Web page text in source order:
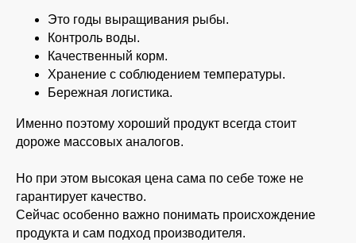
Это годы выращивания рыбы.
Контроль воды.
Качественный корм.
Хранение с соблюдением температуры.
Бережная логистика.
Именно поэтому хороший продукт всегда стоит
дороже массовых аналогов.
Но при этом высокая цена сама по себе тоже не
гарантирует качество.
Сейчас особенно важно понимать происхождение
продукта и сам подход производителя.